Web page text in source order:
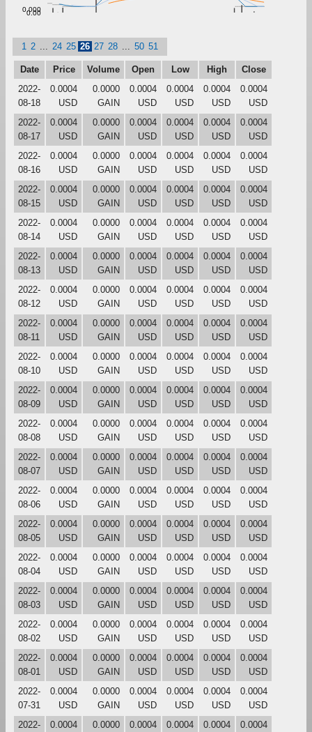
0.000
0.00
1 2 24 25 26 27 28 50 51
Date Price Volume Open Low High
Close
2022-
08-18
0.0004
USD
0.0000
GAIN
0.0004
USD
0.0004
USD
0.0004
USD
0.0004
USD
2022-
08-17
0.0004
USD
0.0000
GAIN
0.0004
USD
0.0004
USD
0.0004
USD
0.0004
USD
2022-
08-16
0.0004
USD
0.0000
GAIN
0.0004
USD
0.0004
USD
0.0004
USD
0.0004
USD
2022-
08-15
0.0004
USD
0.0000
GAIN
0.0004
USD
0.0004
USD
0.0004
USD
0.0004
USD
2022-
08-14
0.0004
USD
0.0000
GAIN
0.0004
USD
0.0004
USD
0.0004
USD
0.0004
USD
2022-
08-13
0.0004
USD
0.0000
GAIN
0.0004
USD
0.0004
USD
0.0004
USD
0.0004
USD
2022-
08-12
0.0004
USD
0.0000
GAIN
0.0004
USD
0.0004
USD
0.0004
USD
0.0004
USD
2022-
08-11
0.0004
USD
0.0000
GAIN
0.0004
USD
0.0004
USD
0.0004
USD
0.0004
USD
2022-
08-10
0.0004
USD
0.0000
GAIN
0.0004
USD
0.0004
USD
0.0004
USD
0.0004
USD
2022-
08-09
0.0004
USD
0.0000
GAIN
0.0004
USD
0.0004
USD
0.0004
USD
0.0004
USD
2022-
08-08
0.0004
USD
0.0000
GAIN
0.0004
USD
0.0004
USD
0.0004
USD
0.0004
USD
2022-
08-07
0.0004
USD
0.0000
GAIN
0.0004
USD
0.0004
USD
0.0004
USD
0.0004
USD
2022-
08-06
0.0004
USD
0.0000
GAIN
0.0004
USD
0.0004
USD
0.0004
USD
0.0004
USD
2022-
08-05
0.0004
USD
0.0000
GAIN
0.0004
USD
0.0004
USD
0.0004
USD
0.0004
USD
2022-
08-04
0.0004
USD
0.0000
GAIN
0.0004
USD
0.0004
USD
0.0004
USD
0.0004
USD
2022-
08-03
0.0004
USD
0.0000
GAIN
0.0004
USD
0.0004
USD
0.0004
USD
0.0004
USD
2022-
08-02
0.0004
USD
0.0000
GAIN
0.0004
USD
0.0004
USD
0.0004
USD
0.0004
USD
2022-
08-01
0.0004
USD
0.0000
GAIN
0.0004
USD
0.0004
USD
0.0004
USD
0.0004
USD
2022-
07-31
0.0004
USD
0.0000
GAIN
0.0004
USD
0.0004
USD
0.0004
USD
0.0004
USD
2022-
0.0004
0.0000
0.0004
0.0004
0.0004
0.0004